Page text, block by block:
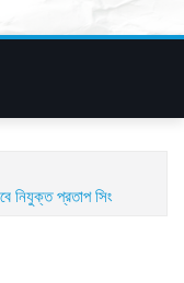
নিযুক্ত প্রতাপ সিং